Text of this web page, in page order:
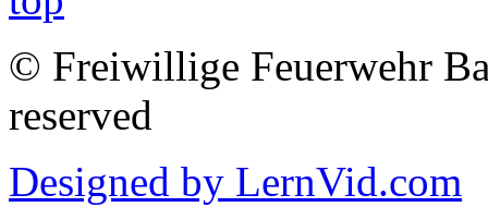
© Freiwillige Feuerwehr
reserved
Designed by LernVid.com